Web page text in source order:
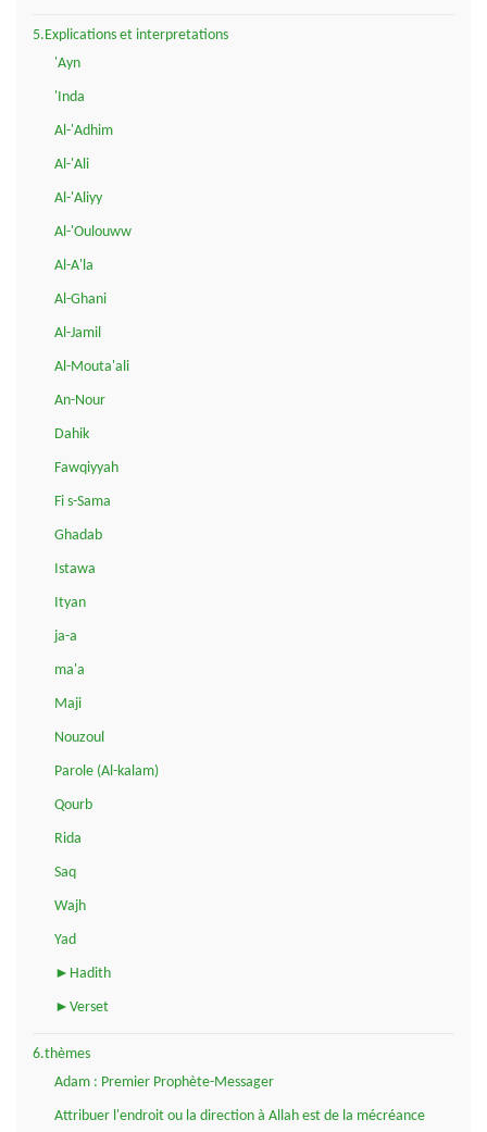
5.Explications et interpretations
'Ayn
'Inda
Al-'Adhim
Al-'Ali
Al-'Aliyy
Al-'Oulouww
Al-A'la
Al-Ghani
Al-Jamil
Al-Mouta'ali
An-Nour
Dahik
Fawqiyyah
Fi s-Sama
Ghadab
Istawa
Ityan
ja-a
ma'a
Maji
Nouzoul
Parole (Al-kalam)
Qourb
Rida
Saq
Wajh
Yad
►Hadith
►Verset
6.thèmes
Adam : Premier Prophète-Messager
Attribuer l'endroit ou la direction à Allah est de la mécréance